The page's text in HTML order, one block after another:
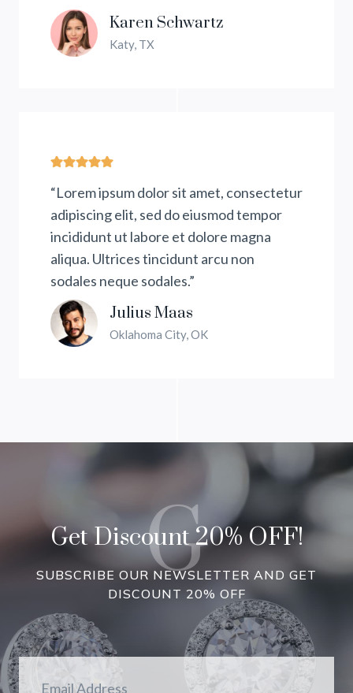
Karen Schwartz
Katy, TX
“Lorem ipsum dolor sit amet, consectetur
adipiscing elit, sed do eiusmod tempor
incididunt ut labore et dolore magna
aliqua. Ultrices tincidunt arcu non
sodales neque sodales.”
Julius Maas
Oklahoma City, OK
G
Get Discount 20% OFF!
SUBSCRIBE OUR NEWSLETTER AND GET
DISCOUNT 20% OFF